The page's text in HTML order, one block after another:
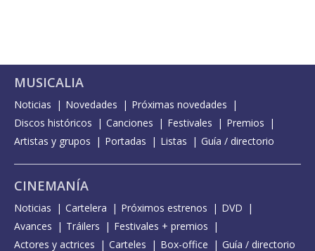
MUSICALIA
Noticias Novedades
Próximas novedades
Discos históricos
Canciones Festivales
Premios
Artistas y grupos
Portadas Listas Guía / directorio
CINEMANÍA
Noticias Cartelera Próximos estrenos
DVD
Avances
Tráilers
Festivales + premios
Actores y actrices
Carteles Box-office Guía / directorio